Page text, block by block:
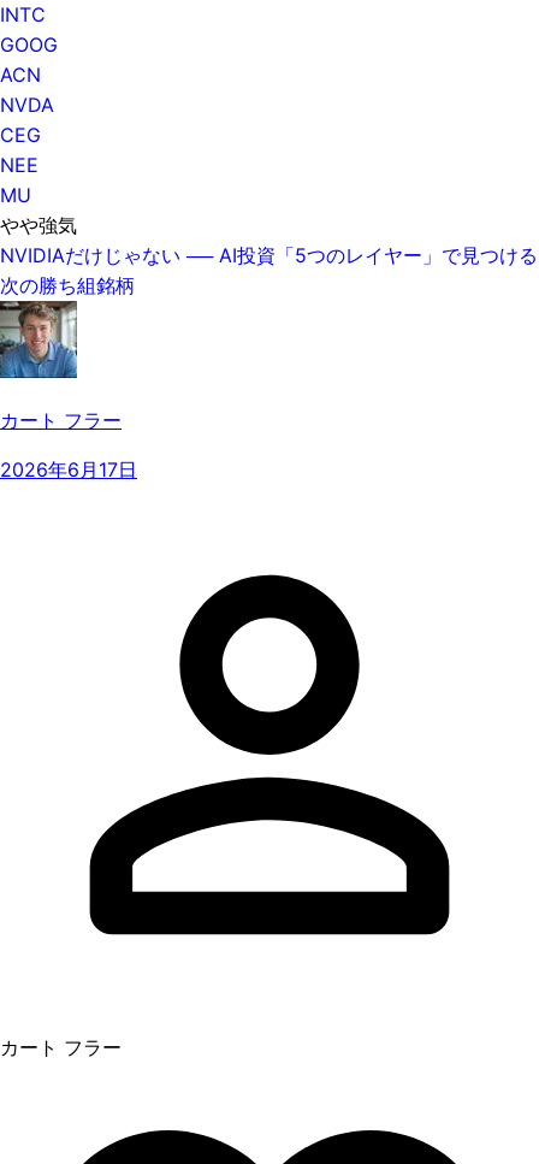
INTC
GOOG
ACN
NVDA
CEG
NEE
MU
やや強気
NVIDIAだけじゃない ── AI投資「5つのレイヤー」で見つける
次の勝ち組銘柄
カート フラー
2026年6月17日
カート フラー